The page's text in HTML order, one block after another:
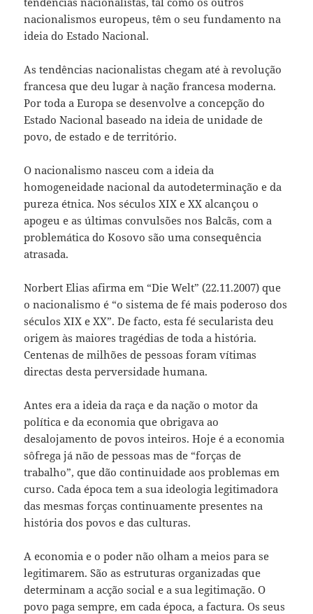
nacionalismos europeus, têm o seu fundamento na
ideia do Estado Nacional.
As tendências nacionalistas chegam até à revolução
francesa que deu lugar à nação francesa moderna.
Por toda a Europa se desenvolve a concepção do
Estado Nacional baseado na ideia de unidade de
povo, de estado e de território.
O nacionalismo nasceu com a ideia da
homogeneidade nacional da autodeterminação e da
pureza étnica. Nos séculos XIX e XX alcançou o
apogeu e as últimas convulsões nos Balcãs, com a
problemática do Kosovo são uma consequência
atrasada.
Norbert Elias afirma em “Die Welt” (22.11.2007) que
o nacionalismo é “o sistema de fé mais poderoso dos
séculos XIX e XX”. De facto, esta fé secularista deu
origem às maiores tragédias de toda a história.
Centenas de milhões de pessoas foram vítimas
directas desta perversidade humana.
Antes era a ideia da raça e da nação o motor da
política e da economia que obrigava ao
desalojamento de povos inteiros. Hoje é a economia
sôfrega já não de pessoas mas de “forças de
trabalho”, que dão continuidade aos problemas em
curso. Cada época tem a sua ideologia legitimadora
das mesmas forças continuamente presentes na
história dos povos e das culturas.
A economia e o poder não olham a meios para se
legitimarem. São as estruturas organizadas que
determinam a acção social e a sua legitimação. O
povo paga sempre, em cada época, a factura. Os seus